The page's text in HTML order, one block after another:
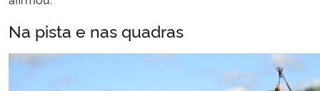
Na pista e nas quadras